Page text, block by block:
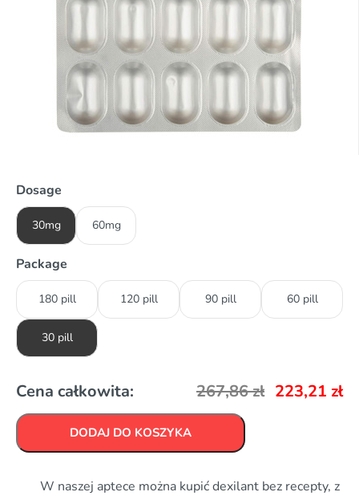
Dosage
30mg 60mg
Package
180 pill 120 pill 90 pill 60 pill
30 pill
Cena całkowita: 267,86zł 223,21 zł
DODAJ DO KOSZYKA
W naszej aptece można kupić dexilant bez recepty, z